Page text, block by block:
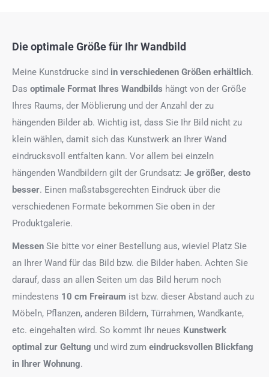
Die optimale Größe für Ihr Wandbild
Meine Kunstdrucke sind in verschiedenen Größen erhältlich.
Das optimale Format Ihres Wandbilds hängt von der Größe
Ihres Raums, der Möblierung und der Anzahl der zu
hängenden Bilder ab. Wichtig ist, dass Sie Ihr Bild nicht zu
klein wählen, damit sich das Kunstwerk an Ihrer Wand
eindrucksvoll entfalten kann. Vor allem bei einzeln
hängenden Wandbildern gilt der Grundsatz: Je größer, desto
besser. Einen maßstabsgerechten Eindruck über die
verschiedenen Formate bekommen Sie oben in der
Produktgalerie.
Messen Sie bitte vor einer Bestellung aus, wieviel Platz Sie
an Ihrer Wand für das Bild bzw. die Bilder haben. Achten Sie
darauf, dass an allen Seiten um das Bild herum noch
mindestens 10 cm Freiraum ist bzw. dieser Abstand auch zu
Möbeln, Pflanzen, anderen Bildern, Türrahmen, Wandkante,
etc. eingehalten wird. So kommt Ihr neues Kunstwerk
optimal zur Geltung und wird zum eindrucksvollen Blickfang
in Ihrer Wohnung.